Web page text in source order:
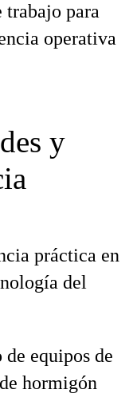
trabajo para
operativa
y
práctica en
del
equipos de
hormigón